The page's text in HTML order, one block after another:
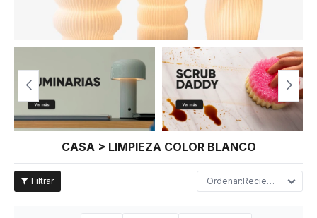
CASA > LIMPIEZA COLOR BLANCO
Recientes